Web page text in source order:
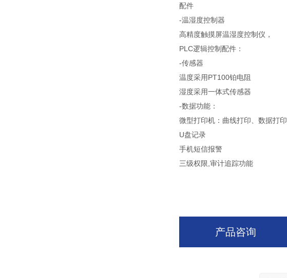
配件
-温湿度控制器
高精度触摸屏温湿度控制仪，
PLC逻辑控制配件：
-传感器
温度采用PT100铂电阻
湿度采用一体式传感器
-数据功能：
微型打印机：曲线打印、数据打印
U盘记录
手机短信报警
三级权限,审计追踪功能
产品咨询